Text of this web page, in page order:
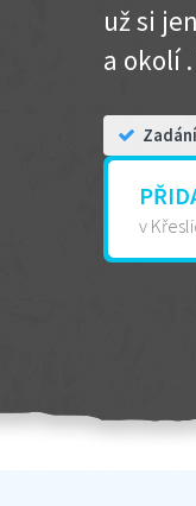
už si
a okolí
v